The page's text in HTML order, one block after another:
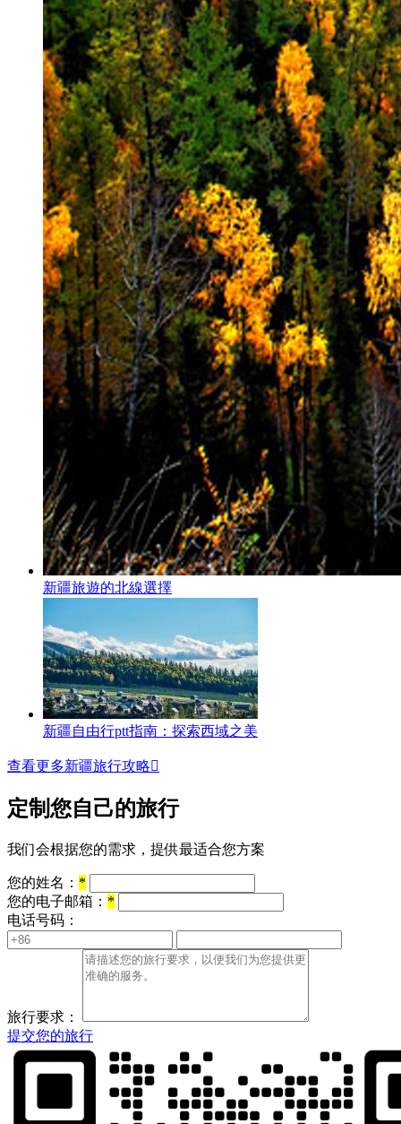
新疆旅遊的北線選擇
新疆自由行ptt指南：探索西域之美
查看更多新疆旅行攻略
定制您自己的旅行
我们会根据您的需求，提供最适合您方案
您的姓名： *
您的电子邮箱： *
电话号码：
旅行要求：
提交您的旅行